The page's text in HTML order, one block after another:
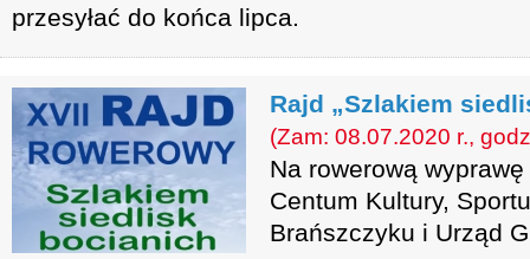
przesyłać do końca lipca.
Rajd „Szlakiem
(Zam: 08.07.2020 r.,
Na rowerową
Centum Kultury,
Brańszczyku i Urząd